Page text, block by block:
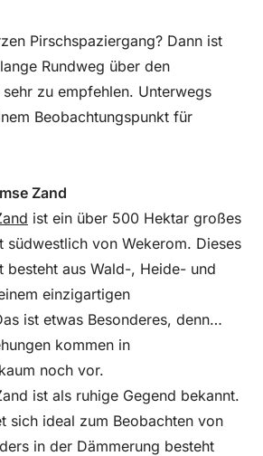
Pirschspaziergang? Dann ist
Rundweg über den
zu empfehlen. Unterwegs
Beobachtungspunkt für
Zand
ist ein über 500 Hektar großes
südwestlich von Wekerom. Dieses
besteht aus Wald-, Heide- und
einzigartigen
ist etwas Besonderes, denn
kommen in
noch vor.
ist als ruhige Gegend bekannt.
sich ideal zum Beobachten von
in der Dämmerung besteht